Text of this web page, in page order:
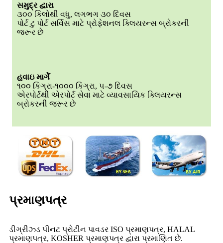
સમુદ્ર દ્વારા
૩૦૦ કિલોથી વધુ, લગભગ ૩૦ દિવસ
પોર્ટ ટુ પોર્ટ સર્વિસ માટે પ્રોફેશનલ ક્લિયરન્સ બ્રોકરની
જરૂર છે
હવાઇ માર્ગે
૧૦૦ કિગ્રા-૧૦૦૦ કિગ્રા, ૫-૭ દિવસ
એરપોર્ટથી એરપોર્ટ સેવા માટે વ્યાવસાયિક ક્લિયરન્સ
બ્રોકરની જરૂર છે
પ્રમાણપત્ર
ડીગ્રીઝ્ડ પીનટ પ્રોટીન પાવડર ISO પ્રમાણપત્ર, HALAL
પ્રમાણપત્ર, KOSHER પ્રમાણપત્ર દ્વારા પ્રમાણિત છે.